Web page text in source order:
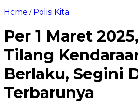
Home / Polisi Kita
Per 1 Maret
Tilang
Berlaku, Segini
Terbarunya